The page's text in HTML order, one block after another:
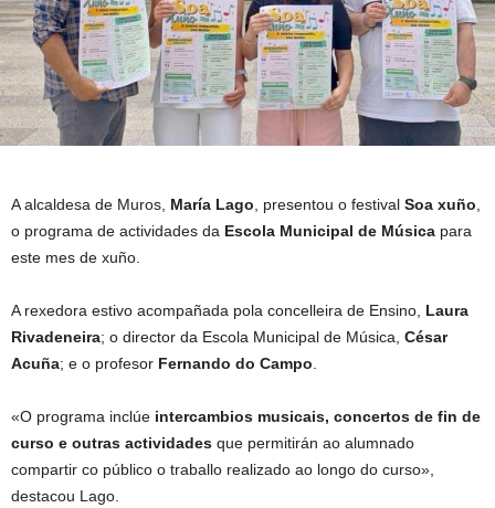
A alcaldesa de Muros, María Lago , presentou o festival Soa xuño
o programa de actividades da Escola Municipal de Música para
este mes de xuño.
A rexedora estivo acompañada pola concelleira de Ensino, Laura
Rivadeneira; o director da Escola Municipal de Música, César
Acuña; e o profesor Fernando do Campo
«O programa inclúe intercambios musicais, concertos de fin de
curso e outras actividades que permitirán ao alumnado
compartir co público o traballo realizado ao longo do curso»,
destacou Lago.